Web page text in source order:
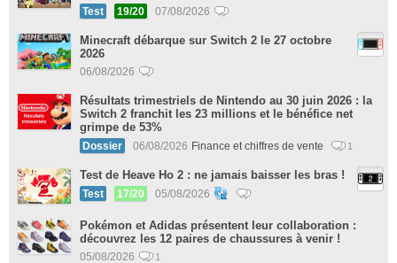
Test 19/20 07/08/2026
Minecraft débarque sur Switch 2 le 27 octobre
2026
06/08/2026
Résultats trimestriels de Nintendo au 30 juin 2026 : la
Switch 2 franchit les 23 millions et le bénéfice net
grimpe de 53%
Dossier 06/08/2026 Finance et chiffres de vente 1
Test de Heave Ho 2 : ne jamais baisser les bras !
Test 17/20 05/08/2026
Pokémon et Adidas présentent leur collaboration :
découvrez les 12 paires de chaussures à venir !
05/08/2026 1